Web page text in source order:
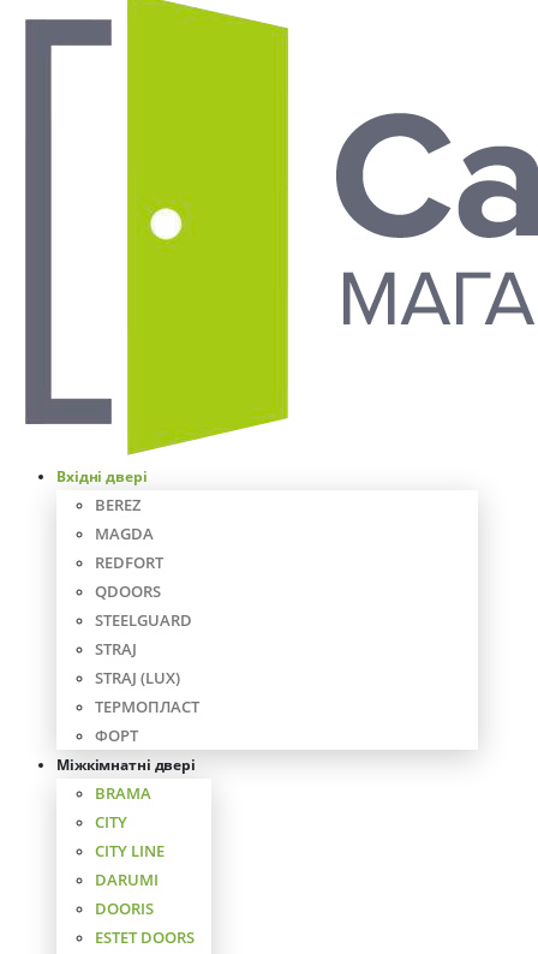
Вхідні двері
BEREZ
MAGDA
REDFORT
QDOORS
STEELGUARD
STRAJ
STRAJ (LUX)
ТЕРМОПЛАСТ
ФОРТ
Міжкімнатні двері
BRAMA
CITY
CITY LINE
DARUMI
DOORIS
ESTET DOORS